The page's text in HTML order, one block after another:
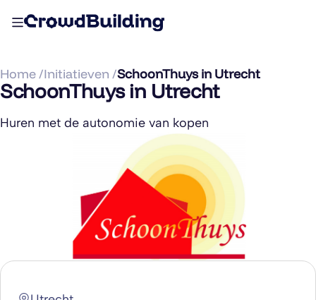
Home /Initiatieven /SchoonThuys in Utrecht
SchoonThuys in Utrecht
Huren met de autonomie van kopen